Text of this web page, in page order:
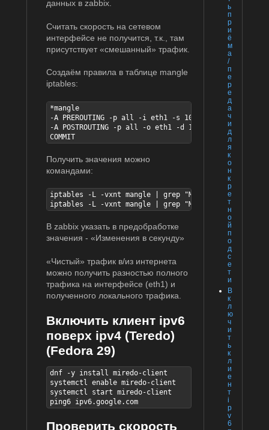
ь
п
р
и
ё
м
а
/
п
е
р
е
д
а
ч
и
д
л
я
к
о
н
к
р
е
т
н
о
й
п
о
д
с
е
т
и
В
к
л
ю
ч
и
т
ь
к
л
и
е
н
т
i
p
v
6
данных в zabbix.
Считать скорость на сетевом
интерфейсе не получится, т.к., там
присутствует «смешанный» трафик.
Создаём правила в таблице mangle
iptables:
*mangle
-A PREROUTING -p all -i eth1 -s 10.0.0.0/8 -j MARK
-A POSTROUTING -p all -o eth1 -d 10.0.0.0/8 -j
COMMIT
Получить значения можно
командами:
iptables -L -vxnt mangle | grep "MARK set 0x1" |
iptables -L -vxnt mangle | grep "MARK set 0x2" |
В zabbix указать в предобработке
значения - «Изменения в секунду»
«Чистый» трафик в/из интернета
можно получить разностью полного
трафика на интерфейсе (eth1) и
полученного локального трафика.
Включить клиент ipv6
поверх ipv4 (Teredo)
(Fedora 29)
dnf -y install miredo-client
systemctl enable miredo-client
systemctl start miredo-client
ping6 ipv6.google.com
Проверить скорость